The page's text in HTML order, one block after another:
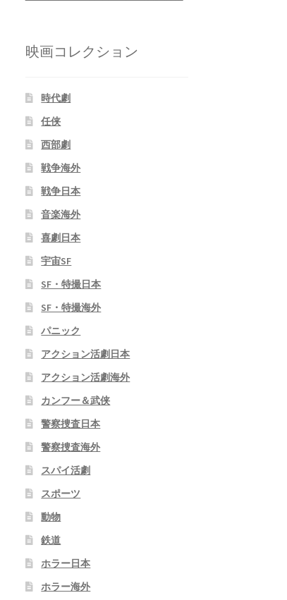
映画コレクション
時代劇
任侠
西部劇
戦争海外
戦争日本
音楽海外
喜劇日本
宇宙SF
SF・特撮日本
SF・特撮海外
パニック
アクション活劇日本
アクション活劇海外
カンフー＆武侠
警察捜査日本
警察捜査海外
スパイ活劇
スポーツ
動物
鉄道
ホラー日本
ホラー海外